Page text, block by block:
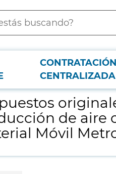
CONTRATACIÓN
CENTRALIZADA
fabricante KNOOR-BREMSE,
de aire
Móvil